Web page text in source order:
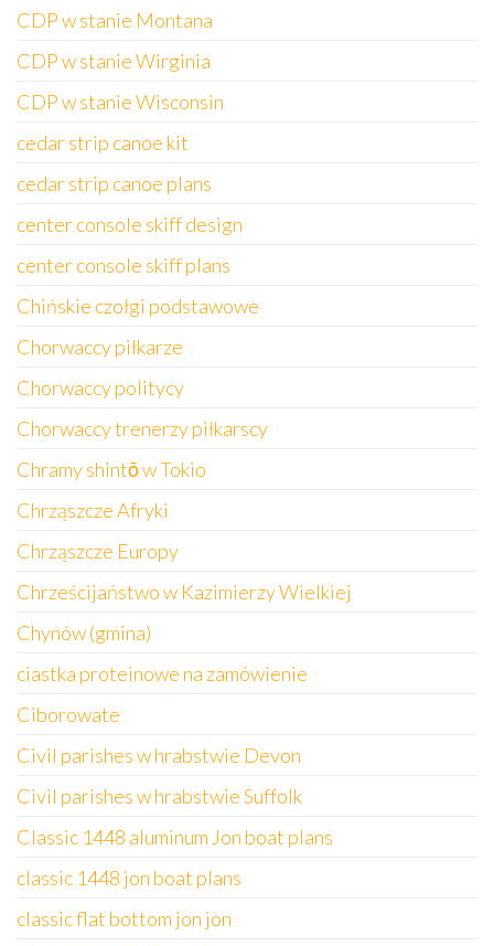
CDP w stanie Montana
CDP w stanie Wirginia
CDP w stanie Wisconsin
cedar strip canoe kit
cedar strip canoe plans
center console skiff design
center console skiff plans
Chińskie czołgi podstawowe
Chorwaccy piłkarze
Chorwaccy politycy
Chorwaccy trenerzy piłkarscy
Chramy shintō w Tokio
Chrząszcze Afryki
Chrząszcze Europy
Chrześcijaństwo w Kazimierzy Wielkiej
Chynów (gmina)
ciastka proteinowe na zamówienie
Ciborowate
Civil parishes w hrabstwie Devon
Civil parishes w hrabstwie Suffolk
Classic 1448 aluminum Jon boat plans
classic 1448 jon boat plans
classic flat bottom jon jon